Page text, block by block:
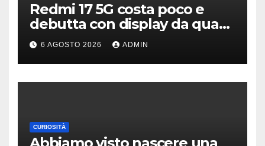
Redmi 17 5G costa poco e
debutta con display da quasi
7 pollici e batteria enorme
6 AGOSTO 2026 ADMIN
CURIOSITÀ